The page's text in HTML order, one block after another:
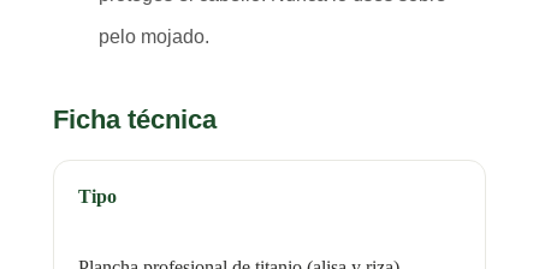
pelo mojado.
Ficha técnica
Tipo